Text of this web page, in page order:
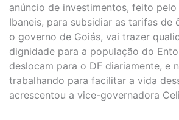
anúncio de investimentos, feito
Ibaneis, para subsidiar as tarifas de
o governo de Goiás, vai trazer
dignidade para a população do
deslocam para o DF diariamente, e
trabalhando para facilitar a vida
acrescentou a vice-governadora